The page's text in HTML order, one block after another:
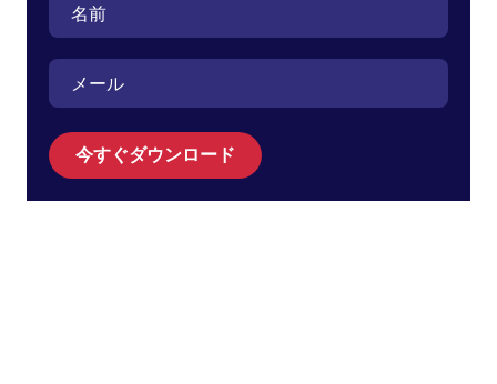
今すぐダウンロード